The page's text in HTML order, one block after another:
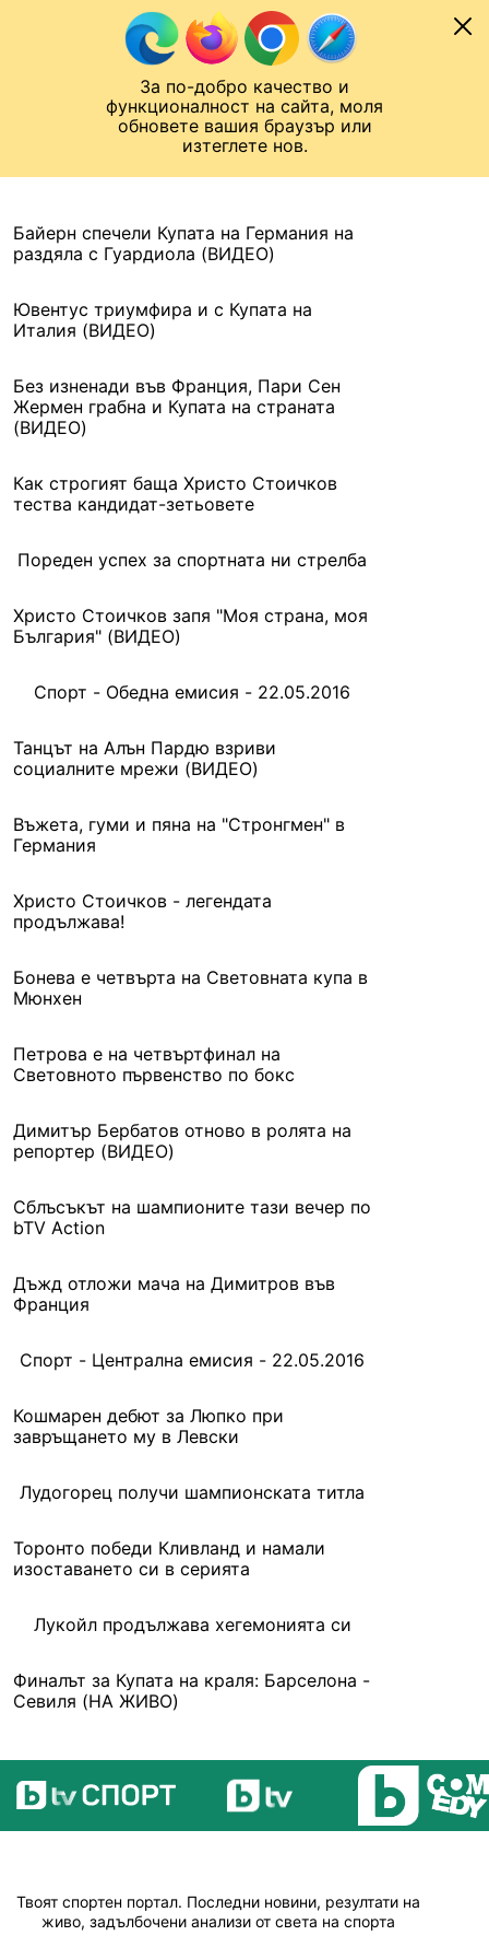
За по-добро качество и
функционалност на сайта, моля
обновете вашия браузър или
изтеглете нов.
Към съдържанието
Лига на Конференциите
Байерн спечели Купата на Германия на
раздяла с Гуардиола (ВИДЕО)
Ювентус триумфира и с Купата на
Италия (ВИДЕО)
Без изненади във Франция, Пари Сен
Жермен грабна и Купата на страната
(ВИДЕО)
Как строгият баща Христо Стоичков
тества кандидат-зетьовете
Пореден успех за спортната ни стрелба
Христо Стоичков запя "Моя страна, моя
България" (ВИДЕО)
Спорт - Обедна емисия - 22.05.2016
Танцът на Алън Пардю взриви
социалните мрежи (ВИДЕО)
Въжета, гуми и пяна на "Стронгмен" в
Германия
Христо Стоичков - легендата
продължава!
Бонева е четвърта на Световната купа в
Мюнхен
Петрова е на четвъртфинал на
Световното първенство по бокс
Димитър Бербатов отново в ролята на
репортер (ВИДЕО)
Сблъсъкът на шампионите тази вечер по
bTV Action
Дъжд отложи мача на Димитров във
Франция
Спорт - Централна емисия - 22.05.2016
Кошмарен дебют за Люпко при
завръщането му в Левски
Лудогорец получи шампионската титла
Торонто победи Кливланд и намали
изоставането си в серията
Лукойл продължава хегемонията си
Финалът за Купата на краля: Барселона -
Севиля (НА ЖИВО)
Твоят спортен портал. Последни новини, резултати на
живо, задълбочени анализи от света на спорта